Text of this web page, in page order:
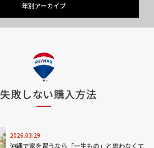
年別アーカイブ
失敗しない購入方法
2026.03.29
沖縄で家を買うなら「一生もの」と思わなくて